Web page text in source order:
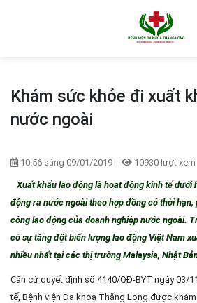
Khám sức khỏe đi xuất
nước ngoài
10:56 sáng 09/01/2019 10930 lượt xem
Xuất khẩu lao động là hoạt động kinh tế dưới
động ra nước ngoài theo hợp đồng có thời hạn,
công lao động của doanh nghiệp nước ngoài.
có sự tăng đột biến lượng lao động Việt Nam
nhiều nhất tại các thị trường Malaysia, Nhật
Căn cứ quyết định số 4140/QĐ-BYT ngày 03/
tế, Bệnh viện Đa khoa Thăng Long được